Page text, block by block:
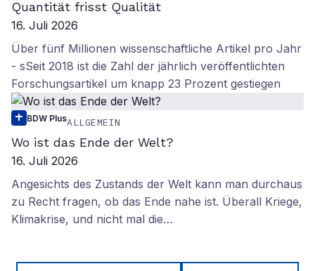
Quantität frisst Qualität
16. Juli 2026
Über fünf Millionen wissenschaftliche Artikel pro Jahr
- sSeit 2018 ist die Zahl der jährlich veröffentlichten
Forschungsartikel um knapp 23 Prozent gestiegen
BDW PlusALLGEMEIN
Wo ist das Ende der Welt?
16. Juli 2026
Angesichts des Zustands der Welt kann man durchaus
zu Recht fragen, ob das Ende nahe ist. Überall Kriege,
Klimakrise, und nicht mal die…